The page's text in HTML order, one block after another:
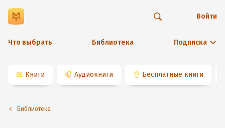
Что выбрать Библиотека Подписка
Войти
📖 Книги 🎧 Аудиокниги 👌 Бесплатные книги
Библиотека